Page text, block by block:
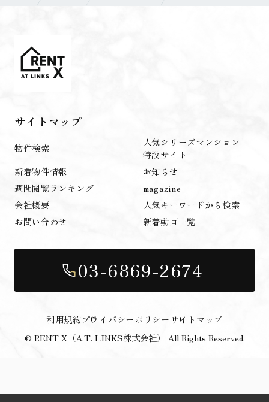
サイトマップ
物件検索
人気シリーズマンション
特設サイト
新着物件情報
お知らせ
週間閲覧ランキング
magazine
会社概要
人気キーワードから検索
お問い合わせ
新着動画一覧
03-6869-2674
利用規約プライバシーポリシーサイトマップ
© RENT X（A.T. LINKS株式会社） All Rights Reserved.